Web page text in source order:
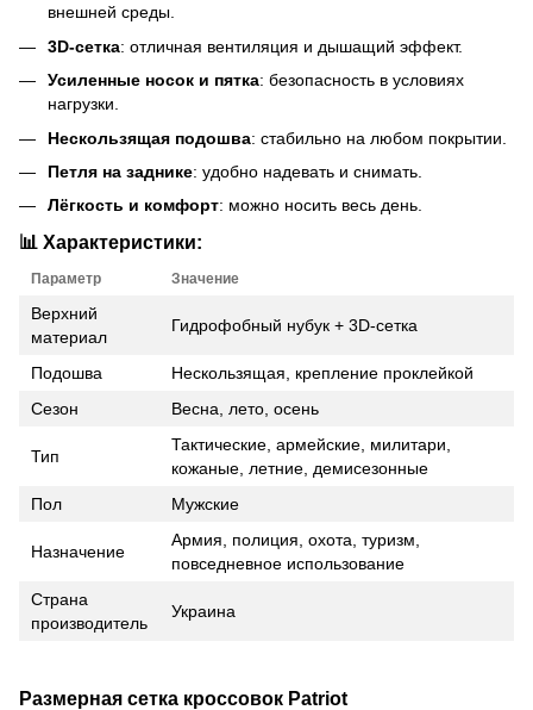
внешней среды.
3D-сетка: отличная вентиляция и дышащий эффект.
Усиленные носок и пятка: безопасность в условиях
нагрузки.
Нескользящая подошва: стабильно на любом покрытии.
Петля на заднике: удобно надевать и снимать.
Лёгкость и комфорт: можно носить весь день.
📊 Характеристики:
Параметр Значение
Верхний
материал
Гидрофобный нубук + 3D-сетка
Подошва
Нескользящая, крепление проклейкой
Сезон
Весна, лето, осень
Тип
Тактические, армейские, милитари,
кожаные, летние, демисезонные
Пол
Мужские
Назначение
Армия, полиция, охота, туризм,
повседневное использование
Страна
производитель
Украина
Размерная сетка кроссовок Patriot